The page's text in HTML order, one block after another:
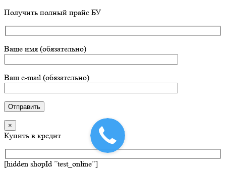
Go
Получить полный прайс БУ
Ваше имя (обязательно)
Ваш e-mail (обязательно)
×
Купить в кредит
[hidden shopId ”test_online”]